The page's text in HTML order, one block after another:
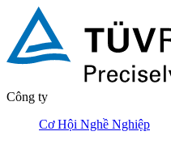
Công ty
Cơ Hội Nghề Nghiệp